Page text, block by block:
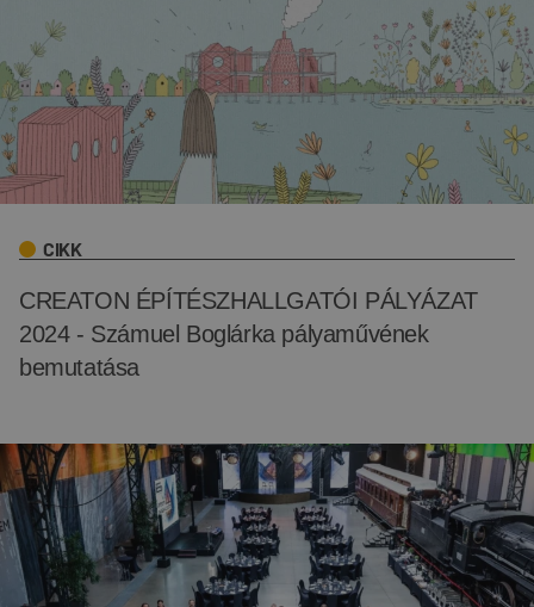
CIKK
CREATON ÉPÍTÉSZHALLGATÓI PÁLYÁZAT
2024 - Számuel Boglárka pályaművének
bemutatása